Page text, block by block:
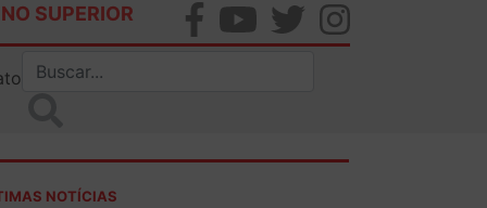
SUPERIOR
NOTÍCIAS